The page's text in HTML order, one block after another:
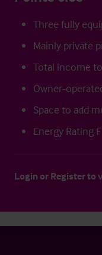
Three fully
Mainly private
Total income
Owner-
Space to add
Energy Rating F
Login or Registerto